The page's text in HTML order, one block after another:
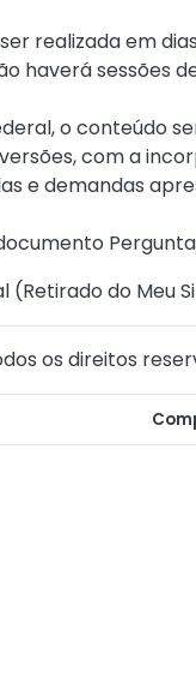
realizada em
haverá sessões
o conteúdo
com a
e demandas
(Retirado do Meu
os direitos